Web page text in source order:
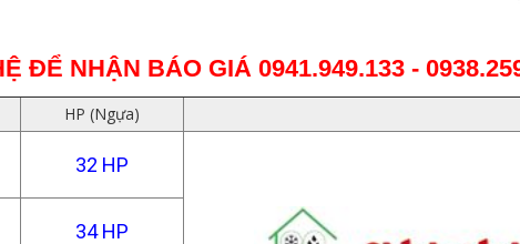
ĐỂ NHẬN BÁO GIÁ 0941.949.133 -
HP (Ngựa)
32 HP
34 HP